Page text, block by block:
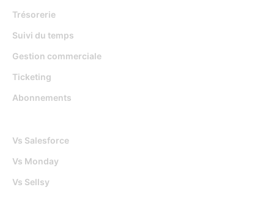
Trésorerie
Suivi du temps
Gestion commerciale
Ticketing
Abonnements
Vs Salesforce
Vs Monday
Vs Sellsy